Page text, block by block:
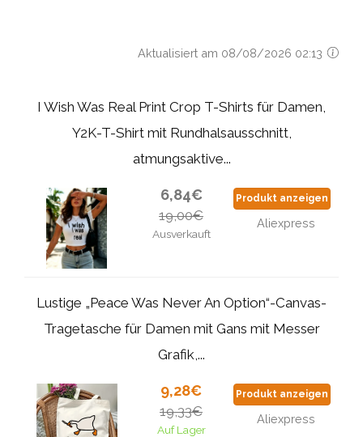
Aktualisiert am 08/08/2026 02:13
I Wish Was Real Print Crop T-Shirts für Damen,
Y2K-T-Shirt mit Rundhalsausschnitt,
atmungsaktive...
6,84€
19,00€
Ausverkauft
Produkt anzeigen
Aliexpress
Lustige „Peace Was Never An Option“-Canvas-
Tragetasche für Damen mit Gans mit Messer
Grafik,...
9,28€
19,33€
Auf Lager
Produkt anzeigen
Aliexpress